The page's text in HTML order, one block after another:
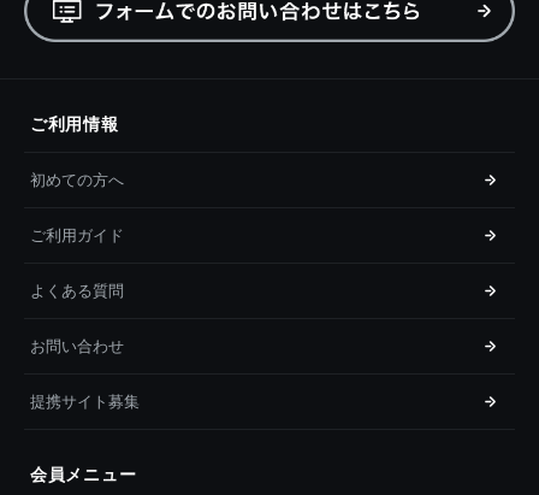
ご利用情報
初めての方へ
ご利用ガイド
よくある質問
お問い合わせ
提携サイト募集
会員メニュー